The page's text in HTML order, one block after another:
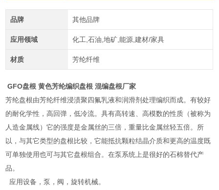
品牌 其他品牌
应用领域 化工,石油,地矿,能源,建材/家具
材质 芳纶纤维
GFO盘根 黄色芳纶编织盘根 混编盘根厂家
芳纶盘根由芳纶纤维浸渍聚四氟乳液和润滑剂处理编织而成。有较好
的耐化学性，高回弹，低冷流。具有高转速、高模数的性质（被称为
人造金属线）它的强度是金属丝的三倍，重量比金属丝轻五倍。所
以，与其它类型的盘根比较，它能抵抗颗粒结晶介质和更高的温度既
可单独使用也可与其它盘根组合。在泵系统上是很好的石棉替代产
品。
应用设备，泵，阀，旋转机械。